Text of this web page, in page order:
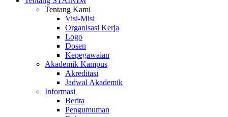
Tentang Kami
Visi-Misi
Organisasi Kerja
Logo
Dosen
Kepegawaian
Akademik Kampus
Akreditasi
Jadwal Akademik
Informasi
Berita
Pengumuman